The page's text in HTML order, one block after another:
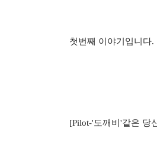
첫번째 이야기입니다.
[Pilot-'도깨비'같은 당